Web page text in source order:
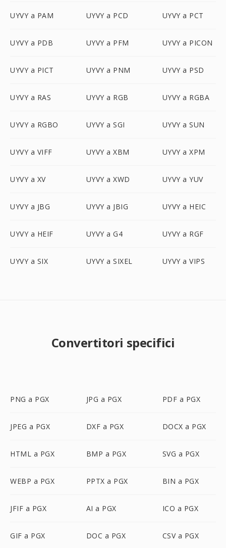
UYVY a PAM UYVY a PCD UYVY a PCT
UYVY a PDB UYVY a PFM UYVY a PICON
UYVY a PICT UYVY a PNM UYVY a PSD
UYVY a RAS UYVY a RGB UYVY a RGBA
UYVY a RGBO UYVY a SGI UYVY a SUN
UYVY a VIFF UYVY a XBM UYVY a XPM
UYVY a XV UYVY a XWD UYVY a YUV
UYVY a JBG UYVY a JBIG UYVY a HEIC
UYVY a HEIF UYVY a G4 UYVY a RGF
UYVY a SIX UYVY a SIXEL UYVY a VIPS
Convertitori specifici
PNG a PGX JPG a PGX PDF a PGX
JPEG a PGX DXF a PGX DOCX a PGX
HTML a PGX BMP a PGX SVG a PGX
WEBP a PGX PPTX a PGX BIN a PGX
JFIF a PGX AI a PGX ICO a PGX
GIF a PGX DOC a PGX CSV a PGX